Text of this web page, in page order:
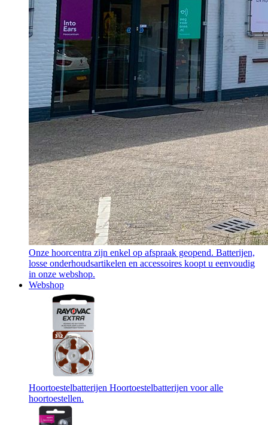
Onze hoorcentra zijn enkel op afspraak geopend. Batterijen,
losse onderhoudsartikelen en accessoires koopt u eenvoudig
in onze webshop.
Webshop
Hoortoestelbatterijen Hoortoestelbatterijen voor alle
hoortoestellen.